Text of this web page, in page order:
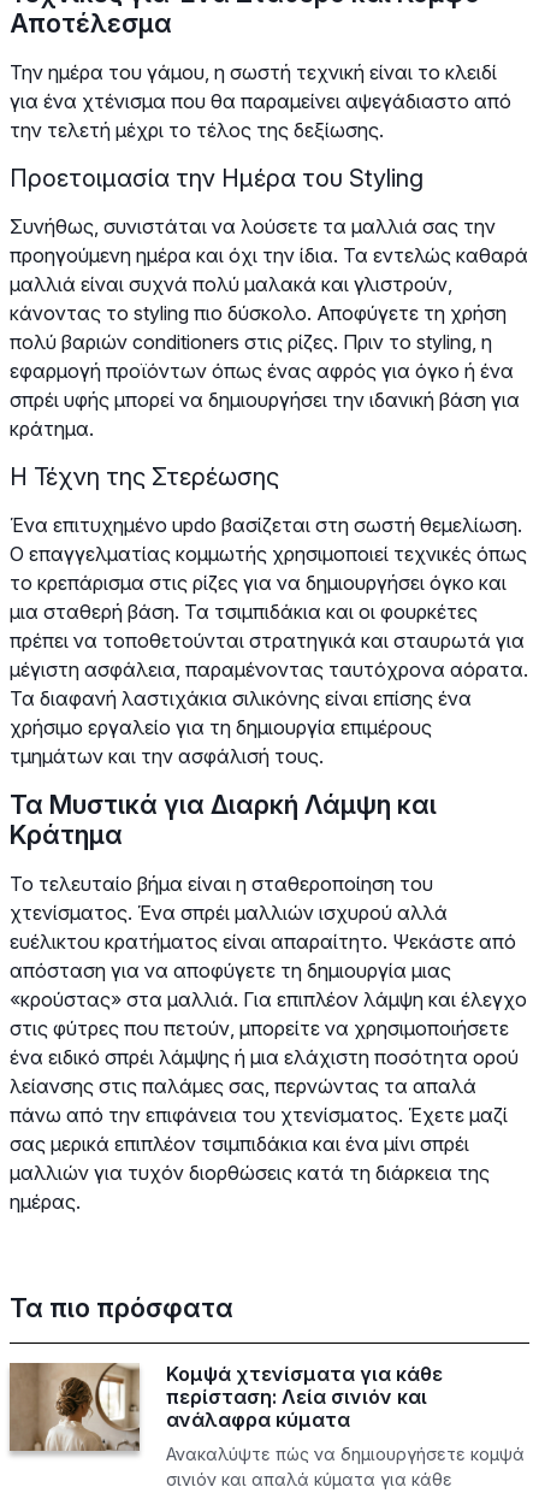
Αποτέλεσμα
Την ημέρα του γάμου, η σωστή τεχνική είναι το κλειδί
για ένα χτένισμα που θα παραμείνει αψεγάδιαστο από
την τελετή μέχρι το τέλος της δεξίωσης.
Προετοιμασία την Ημέρα του Styling
Συνήθως, συνιστάται να λούσετε τα μαλλιά σας την
προηγούμενη ημέρα και όχι την ίδια. Τα εντελώς καθαρά
μαλλιά είναι συχνά πολύ μαλακά και γλιστρούν,
κάνοντας το styling πιο δύσκολο. Αποφύγετε τη χρήση
πολύ βαριών conditioners στις ρίζες. Πριν το styling, η
εφαρμογή προϊόντων όπως ένας αφρός για όγκο ή ένα
σπρέι υφής μπορεί να δημιουργήσει την ιδανική βάση για
κράτημα.
Η Τέχνη της Στερέωσης
Ένα επιτυχημένο updo βασίζεται στη σωστή θεμελίωση.
Ο επαγγελματίας κομμωτής χρησιμοποιεί τεχνικές όπως
το κρεπάρισμα στις ρίζες για να δημιουργήσει όγκο και
μια σταθερή βάση. Τα τσιμπιδάκια και οι φουρκέτες
πρέπει να τοποθετούνται στρατηγικά και σταυρωτά για
μέγιστη ασφάλεια, παραμένοντας ταυτόχρονα αόρατα.
Τα διαφανή λαστιχάκια σιλικόνης είναι επίσης ένα
χρήσιμο εργαλείο για τη δημιουργία επιμέρους
τμημάτων και την ασφάλισή τους.
Τα Μυστικά για Διαρκή Λάμψη και
Κράτημα
Το τελευταίο βήμα είναι η σταθεροποίηση του
χτενίσματος. Ένα σπρέι μαλλιών ισχυρού αλλά
ευέλικτου κρατήματος είναι απαραίτητο. Ψεκάστε από
απόσταση για να αποφύγετε τη δημιουργία μιας
«κρούστας» στα μαλλιά. Για επιπλέον λάμψη και έλεγχο
στις φύτρες που πετούν, μπορείτε να χρησιμοποιήσετε
ένα ειδικό σπρέι λάμψης ή μια ελάχιστη ποσότητα ορού
λείανσης στις παλάμες σας, περνώντας τα απαλά
πάνω από την επιφάνεια του χτενίσματος. Έχετε μαζί
σας μερικά επιπλέον τσιμπιδάκια και ένα μίνι σπρέι
μαλλιών για τυχόν διορθώσεις κατά τη διάρκεια της
ημέρας.
Τα πιο πρόσφατα
Κομψά χτενίσματα για κάθε
περίσταση: Λεία σινιόν και
ανάλαφρα κύματα
Ανακαλύψτε πώς να δημιουργήσετε κομψά
σινιόν και απαλά κύματα για κάθε